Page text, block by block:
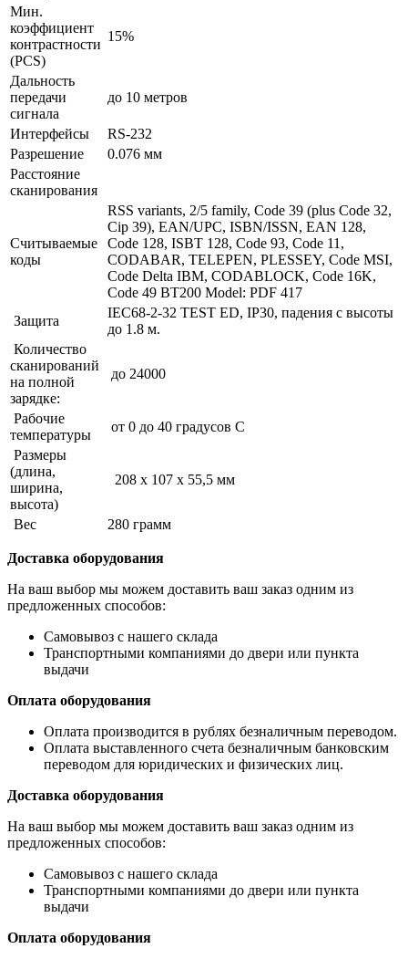
Мин.
коэффициент
контрастности
(PCS)
15%
Дальность
передачи
сигнала
до 10 метров
Интерфейсы
RS-232
Разрешение
0.076 мм
Расстояние
сканирования
Считываемые
коды
RSS variants, 2/5 family, Code 39 (plus Code 32,
Cip 39), EAN/UPC, ISBN/ISSN, EAN 128,
Code 128, ISBT 128, Code 93, Code 11,
CODABAR, TELEPEN, PLESSEY, Code MSI,
Code Delta IBM, CODABLOCK, Code 16K,
Code 49 BT200 Model: PDF 417
Защита
IEC68-2-32 TEST ED, IP30, падения с высоты
до 1.8 м.
Количество
сканирований
на полной
зарядке:
до 24000
Рабочие
температуры
от 0 до 40 градусов C
Размеры
(длина,
ширина,
высота)
208 x 107 x 55,5 мм
Вес 280 грамм
Доставка оборудования
На ваш выбор мы можем доставить ваш заказ одним из
предложенных способов:
Самовывоз с нашего склада
Транспортными компаниями до двери или пункта
выдачи
Оплата оборудования
Оплата производится в рублях безналичным переводом.
Оплата выставленного счета безналичным банковским
переводом для юридических и физических лиц.
Доставка оборудования
На ваш выбор мы можем доставить ваш заказ одним из
предложенных способов:
Самовывоз с нашего склада
Транспортными компаниями до двери или пункта
выдачи
Оплата оборудования